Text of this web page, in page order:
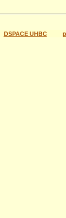
DSPACE UHBC